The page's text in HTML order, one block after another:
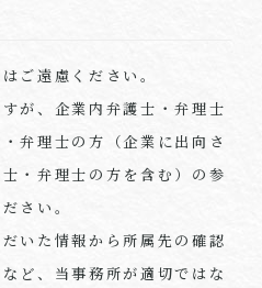
ご遠慮ください。
が、企業内弁護士・弁理士
弁理士の方（企業に出向さ
・弁理士の方を含む）の参
さい。
いた情報から所属先の確認
ど、当事務所が適切ではな